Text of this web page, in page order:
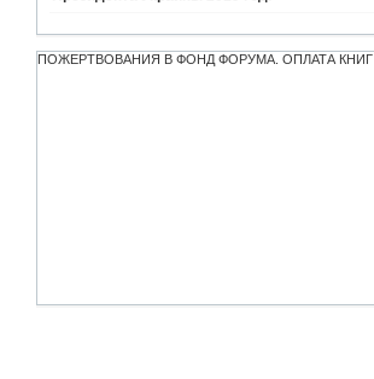
ПОЖЕРТВОВАНИЯ В ФОНД ФОРУМА. ОПЛАТА КНИГ